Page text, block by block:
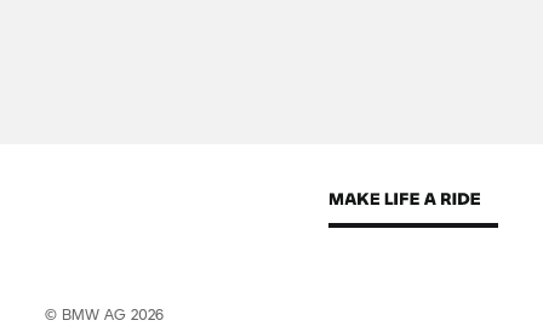
© BMW AG 2026